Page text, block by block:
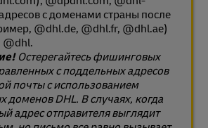
с доменами страны после
@dhl.de, @dhl.fr, @dhl.ae)
@dhl.
Остерегайтесь фишинговых
с поддельных адресов
почты с использованием
доменов DHL. В случаях, когда
адрес отправителя выглядит